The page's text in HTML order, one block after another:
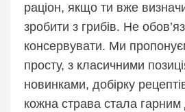
раціон, якщо ти вже
зробити з грибів. Не
консервувати. Ми
просту, з класичними
новинками, добірку
кожна страва стала